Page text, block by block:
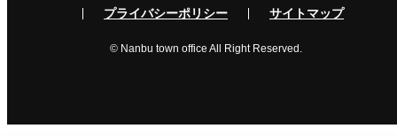
プライバシーポリシー
サイトマップ
© Nanbu town office All Right Reserved.